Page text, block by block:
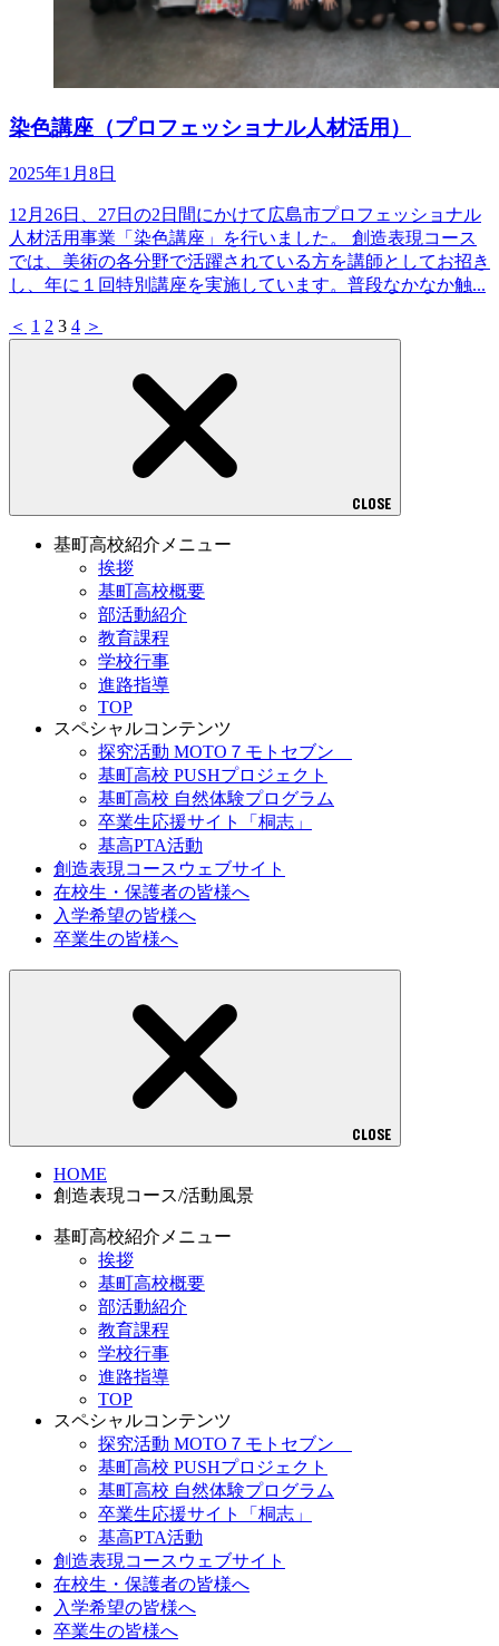
染色講座（プロフェッショナル人材活用）
2025年1月8日
12月26日、27日の2日間にかけて広島市プロフェッショナル
人材活用事業「染色講座」を行いました。 創造表現コース
では、美術の各分野で活躍されている方を講師としてお招き
し、年に１回特別講座を実施しています。普段なかなか触...
＜ 1 2 3 4 ＞
CLOSE
基町高校紹介メニュー
挨拶
基町高校概要
部活動紹介
教育課程
学校行事
進路指導
TOP
スペシャルコンテンツ
探究活動 MOTO７モトセブン
基町高校 PUSHプロジェクト
基町高校 自然体験プログラム
卒業生応援サイト「桐志」
基高PTA活動
創造表現コースウェブサイト
在校生・保護者の皆様へ
入学希望の皆様へ
卒業生の皆様へ
CLOSE
HOME
創造表現コース/活動風景
基町高校紹介メニュー
挨拶
基町高校概要
部活動紹介
教育課程
学校行事
進路指導
TOP
スペシャルコンテンツ
探究活動 MOTO７モトセブン
基町高校 PUSHプロジェクト
基町高校 自然体験プログラム
卒業生応援サイト「桐志」
基高PTA活動
創造表現コースウェブサイト
在校生・保護者の皆様へ
入学希望の皆様へ
卒業生の皆様へ